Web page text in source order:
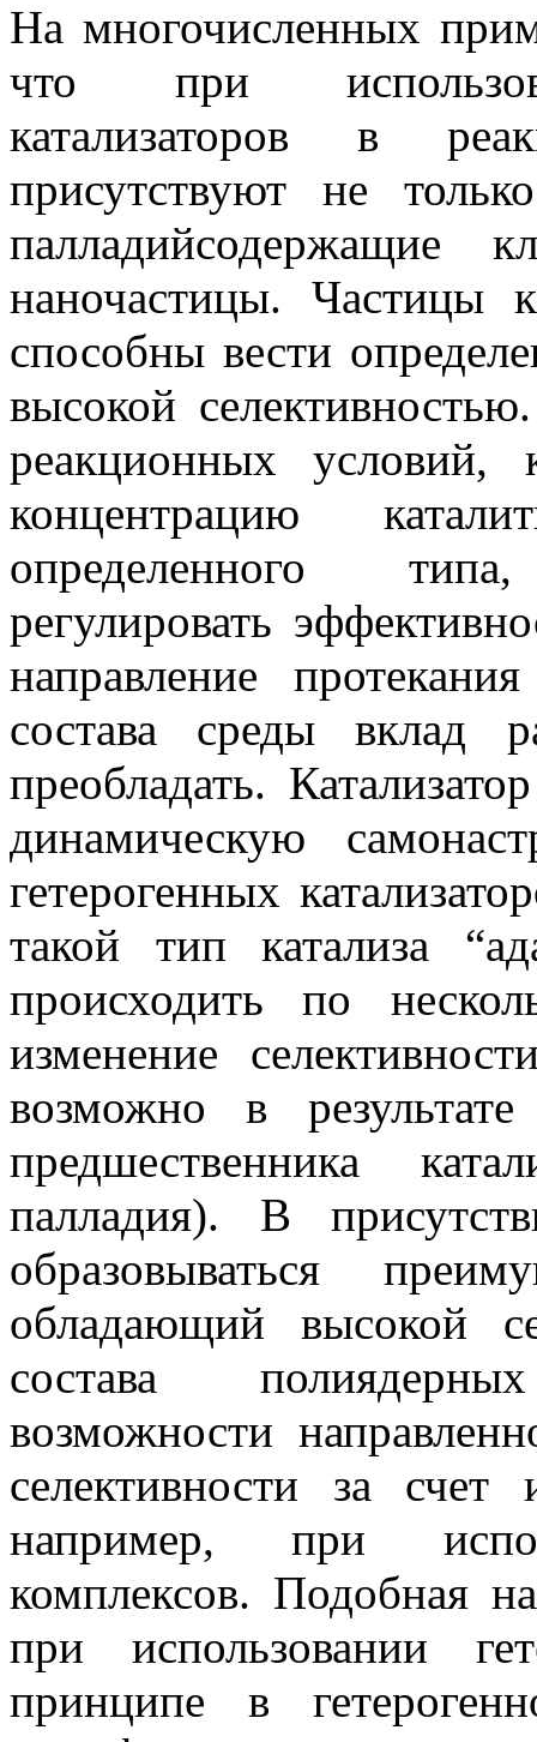
На многочисленных
что при
катализаторов в
присутствуют не
палладийсодержащие
наночастицы. Частицы
способны вести
высокой
реакционных условий,
концентрацию
определенного
регулировать
направление
состава среды вклад
преобладать.
динамическую
гетерогенных
такой тип катализа
происходить по
изменение
возможно в
предшественника
палладия). В
образовываться
обладающий высокой
состава
возможности
селективности за счет
например, при
комплексов. Подобная
при использовании
принципе в